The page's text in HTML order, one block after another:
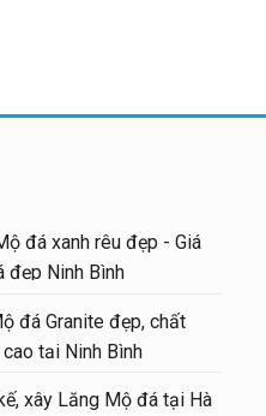
đá xanh rêu đẹp - Giá
đẹp Ninh Bình
đá Granite đẹp, chất
tại Ninh Bình
xây Lăng Mộ đá tại Hà